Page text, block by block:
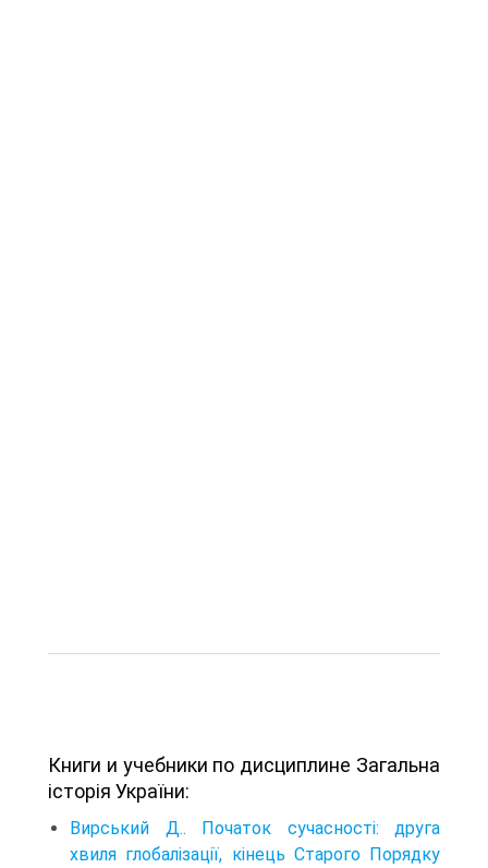
Книги и учебники по дисциплине Загальна
історія України:
Вирський Д.. Початок сучасності: друга
хвиля глобалізації, кінець Старого Порядку